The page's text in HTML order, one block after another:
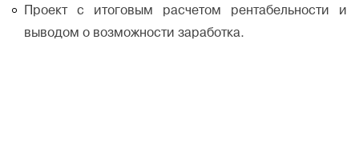
Проект с итоговым расчетом рентабельности и
выводом о возможности заработка.